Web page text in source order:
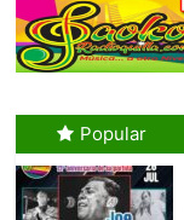
Popular